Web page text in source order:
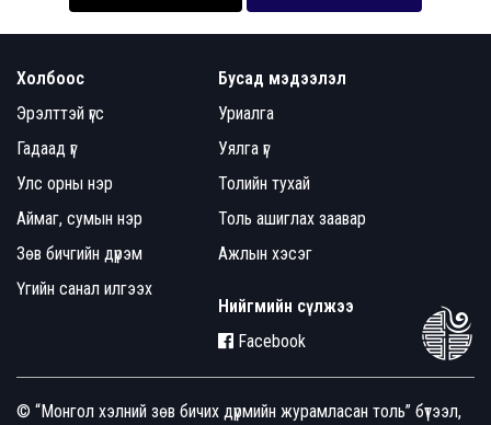
Холбоос
Эрэлттэй үгс
Гадаад үг
Улс орны нэр
Аймаг, сумын нэр
Зөв бичгийн дүрэм
Үгийн санал илгээх
Бусад мэдээлэл
Уриалга
Уялга үг
Толийн тухай
Толь ашиглах заавар
Ажлын хэсэг
Нийгмийн сүлжээ
Facebook
© “Монгол хэлний зөв бичих дүрмийн журамласан толь” бүтээл,